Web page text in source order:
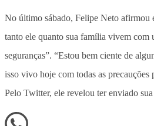
No último sábado, Felipe Neto afirmou
tanto ele quanto sua família vivem com
seguranças”. “Estou bem ciente de
isso vivo hoje com todas as precauções
Pelo Twitter, ele revelou ter enviado